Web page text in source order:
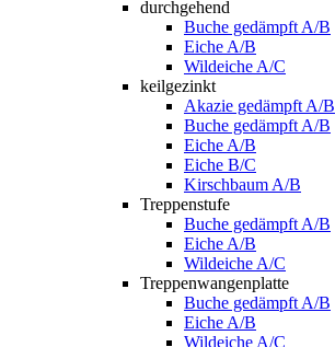
durchgehend
Buche gedämpft A/B
Eiche A/B
Wildeiche A/C
keilgezinkt
Akazie gedämpft A/B
Buche gedämpft A/B
Eiche A/B
Eiche B/C
Kirschbaum A/B
Treppenstufe
Buche gedämpft A/B
Eiche A/B
Wildeiche A/C
Treppenwangenplatte
Buche gedämpft A/B
Eiche A/B
Wildeiche A/C